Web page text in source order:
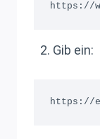
Gib ein: